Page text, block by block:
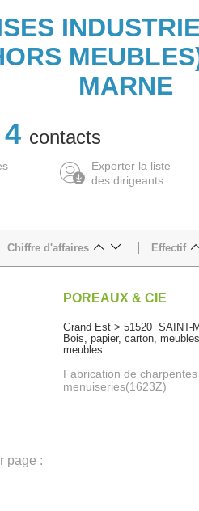
MARNE
4 contacts
Exporter la liste
des dirigeants
Chiffre d'affaires Effectif
POREAUX & CIE
Grand Est > 51520 SAINT-
Bois, papier, carton,
meubles
Fabrication de
menuiseries(1623Z)
page :